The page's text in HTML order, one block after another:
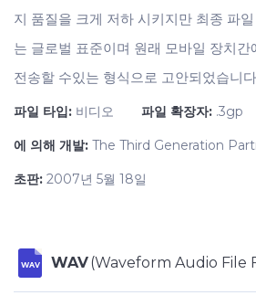
지 품질을 크게 저하 시키지만 최종 파
는 글로벌 표준이며 원래 모바일 장치
전송할 수있는 형식으로 고안되었습니
파일 타입: 비디오 파일 확장자: .3gp
에 의해 개발: The Third Generation
초판: 2007년 5월 18일
WAV WAV(Waveform Audio File